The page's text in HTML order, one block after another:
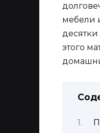
мебели
десятки
этого